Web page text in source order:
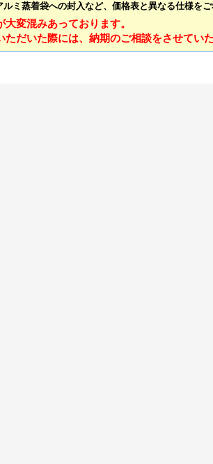
ミ蒸着袋への封入など、価格表と異なる仕様をご
変混みあっております。
ただいた際には、納期のご相談をさせてい